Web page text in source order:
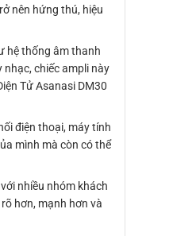
nên hứng thú, hiệu
hệ thống âm thanh
chiếc ampli này
Tử Asanasi DM30
điện thoại, máy tính
mình mà còn có thể
nhiều nhóm khách
hơn, mạnh hơn và